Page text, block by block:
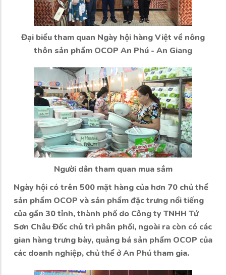
Đại biểu tham quan Ngày hội hàng Việt về nông
thôn sản phẩm OCOP An Phú - An Giang
Người dân tham quan mua sắm
Ngày hội có trên 500 mặt hàng của hơn 70 chủ thể
sản phẩm OCOP và sản phẩm đặc trưng nổi tiếng
của gần 30 tỉnh, thành phố do Công ty TNHH Tứ
Sơn Châu Đốc chủ trì phân phối, ngoài ra còn có các
gian hàng trưng bày, quảng bá sản phẩm OCOP của
các doanh nghiệp, chủ thể ở An Phú tham gia.